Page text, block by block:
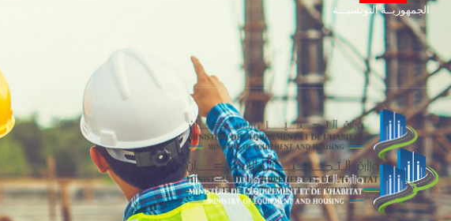
الجمهوريــة التونسيـــة